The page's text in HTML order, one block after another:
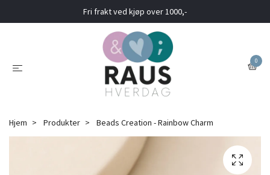
Fri frakt ved kjøp over 1000,-
0
Hjem Produkter Beads Creation - Rainbow Charm